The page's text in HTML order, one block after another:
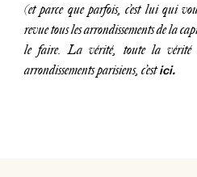
(et parce que parfois, c’est lui qui
revue tous les arrondissements de la
le faire. La vérité, toute la
arrondissements parisiens, c’estici.